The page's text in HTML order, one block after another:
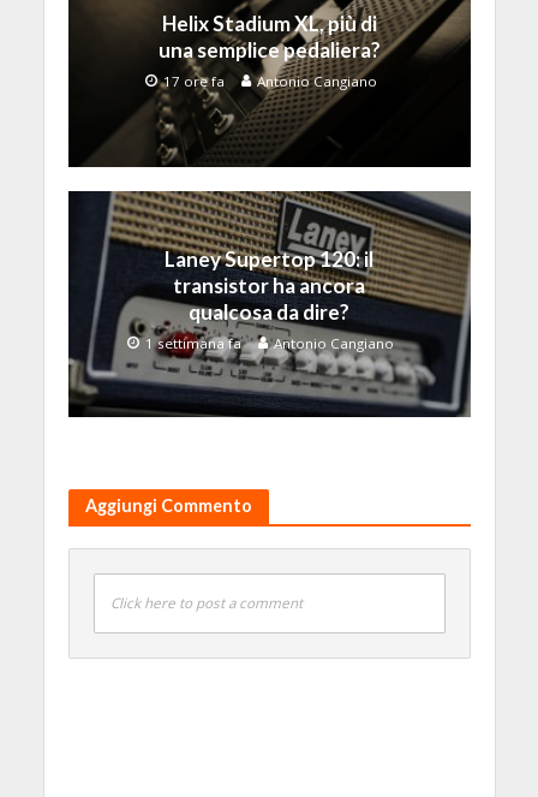
Helix Stadium XL, più di
una semplice pedaliera?
17 ore fa Antonio Cangiano
Laney Supertop 120: il
transistor ha ancora
qualcosa da dire?
1 settimana fa Antonio Cangiano
Aggiungi Commento
Click here to post a comment